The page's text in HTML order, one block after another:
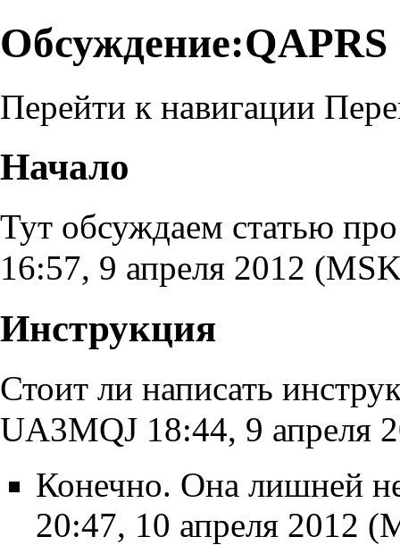
Обсуждение:QAPRS
Перейти к навигации
Начало
Тут обсуждаем статью
16:57, 9 апреля 2012
Инструкция
Стоит ли написать
UA3MQJ 18:44, 9 апреля
Конечно. Она лишней
20:47, 10 апреля 2012